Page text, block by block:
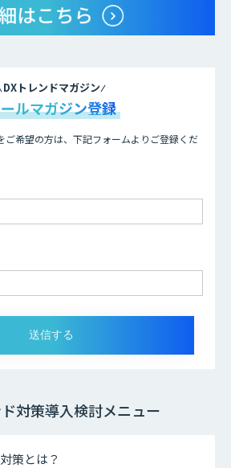
DXトレンドマガジン
ルマガジン登録
ご希望の方は、下記フォームよりご登録くだ
対策導入検討メニュー
策とは？